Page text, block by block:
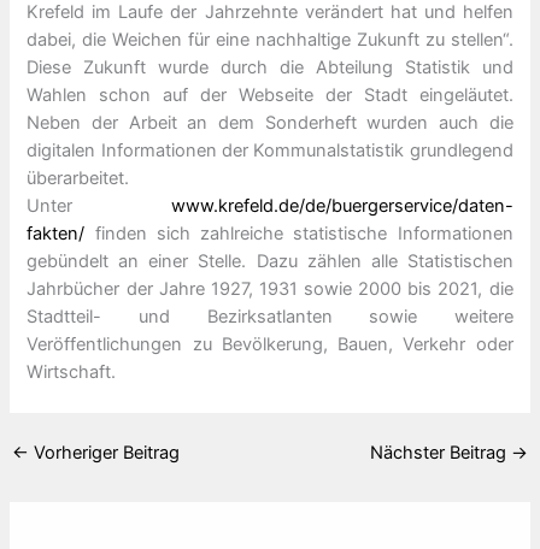
Krefeld im Laufe der Jahrzehnte verändert hat und helfen
dabei, die Weichen für eine nachhaltige Zukunft zu stellen“.
Diese Zukunft wurde durch die Abteilung Statistik und
Wahlen schon auf der Webseite der Stadt eingeläutet.
Neben der Arbeit an dem Sonderheft wurden auch die
digitalen Informationen der Kommunalstatistik grundlegend
überarbeitet.
Unter www.krefeld.de/de/buergerservice/daten-
fakten/ finden sich zahlreiche statistische Informationen
gebündelt an einer Stelle. Dazu zählen alle Statistischen
Jahrbücher der Jahre 1927, 1931 sowie 2000 bis 2021, die
Stadtteil- und Bezirksatlanten sowie weitere
Veröffentlichungen zu Bevölkerung, Bauen, Verkehr oder
Wirtschaft.
← Vorheriger Beitrag Nächster Beitrag →